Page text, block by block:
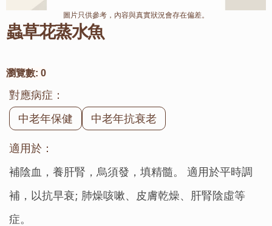
蟲草花蒸水魚
瀏覽數: 0
對應病症：
中老年保健
中老年抗衰老
適用於：
補陰血，養肝腎，烏須發，填精髓。 適用於平時調
補，以抗早衰; 肺燥咳嗽、皮膚乾燥、肝腎陰虛等
症。
圖片只供參考，內容與真實狀況會存在偏差。